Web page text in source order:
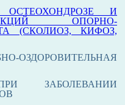
И
ОПОРНО-
(СКОЛИОЗ, КИФОЗ,
ОЗДОРОВИТЕЛЬНАЯ
ЗАБОЛЕВАНИИ